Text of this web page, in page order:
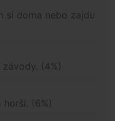
si doma nebo zajdu
(4%)
(6%)